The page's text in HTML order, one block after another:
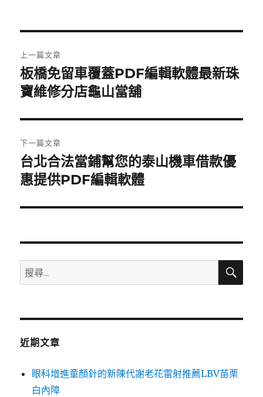
章
導
覽
上一篇文章
上
一
文
章:
板橋免留車覆蓋PDF編輯軟體最新珠
寶維修分店龜山當舖
下一篇文章
下
一
文
台北合法當鋪幫您的泰山機車借款優
惠提供PDF編輯軟體
搜
尋
鍵
搜
近期文章
眼科增進童顏針的新陳代謝老花雷射推薦LBV苗栗
白內障